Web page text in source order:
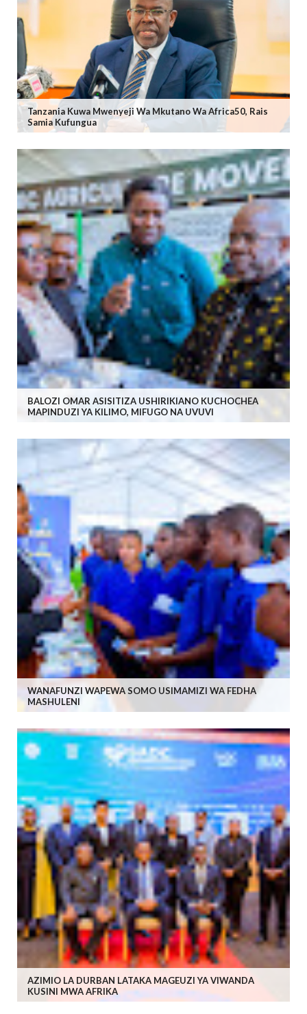
Tanzania Kuwa Mwenyeji Wa Mkutano Wa Africa50, Rais
Samia Kufungua
BALOZI OMAR ASISITIZA USHIRIKIANO KUCHOCHEA
MAPINDUZI YA KILIMO, MIFUGO NA UVUVI
WANAFUNZI WAPEWA SOMO USIMAMIZI WA FEDHA
MASHULENI
AZIMIO LA DURBAN LATAKA MAGEUZI YA VIWANDA
KUSINI MWA AFRIKA